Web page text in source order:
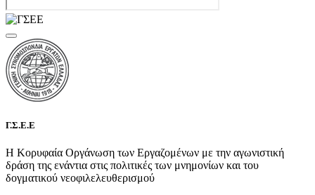
Γ.Σ.Ε.Ε
Η Κορυφαία Οργάνωση των Εργαζομένων με την αγωνιστική
δράση της ενάντια στις πολιτικές των μνημονίων και του
δογματικού νεοφιλελευθερισμού